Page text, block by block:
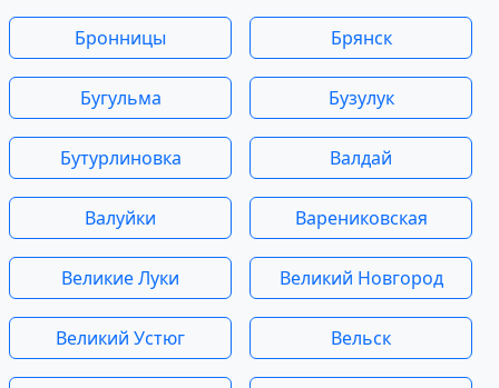
Бронницы Брянск
Бугульма Бузулук
Бутурлиновка Валдай
Валуйки Варениковская
Великие Луки Великий Новгород
Великий Устюг Вельск